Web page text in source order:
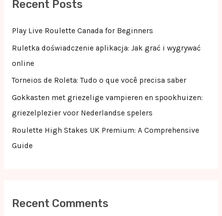
f
Recent Posts
Play Live Roulette Canada for Beginners
Ruletka doświadczenie aplikacja: Jak grać i wygrywać
online
Torneios de Roleta: Tudo o que você precisa saber
Gokkasten met griezelige vampieren en spookhuizen:
griezelplezier voor Nederlandse spelers
Roulette High Stakes UK Premium: A Comprehensive
Guide
Recent Comments